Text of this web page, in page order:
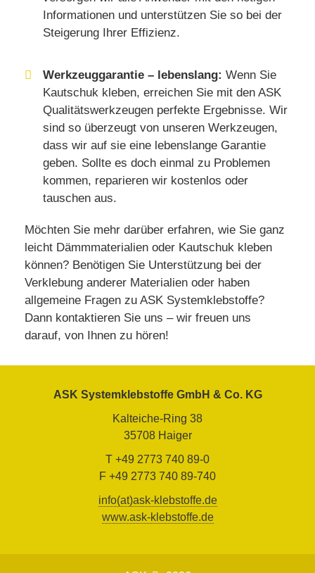
Informationen und unterstützen Sie so bei der
Steigerung Ihrer Effizienz.
Werkzeuggarantie – lebenslang: Wenn Sie
Kautschuk kleben, erreichen Sie mit den ASK
Qualitätswerkzeugen perfekte Ergebnisse. Wir
sind so überzeugt von unseren Werkzeugen,
dass wir auf sie eine lebenslange Garantie
geben. Sollte es doch einmal zu Problemen
kommen, reparieren wir kostenlos oder
tauschen aus.
Möchten Sie mehr darüber erfahren, wie Sie ganz
leicht Dämmmaterialien oder Kautschuk kleben
können? Benötigen Sie Unterstützung bei der
Verklebung anderer Materialien oder haben
allgemeine Fragen zu ASK Systemklebstoffe?
Dann kontaktieren Sie uns – wir freuen uns
darauf, von Ihnen zu hören!
ASK Systemklebstoffe GmbH & Co. KG
Kalteiche-Ring 38
35708 Haiger
T +49 2773 740 89-0
F +49 2773 740 89-740
info(at)ask-klebstoffe.de
www.ask-klebstoffe.de